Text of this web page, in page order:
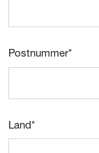
Postnummer*
Land*